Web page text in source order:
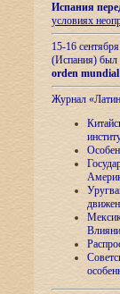
Испания
условиях
15-16
(Испания) был
orden
Журнал